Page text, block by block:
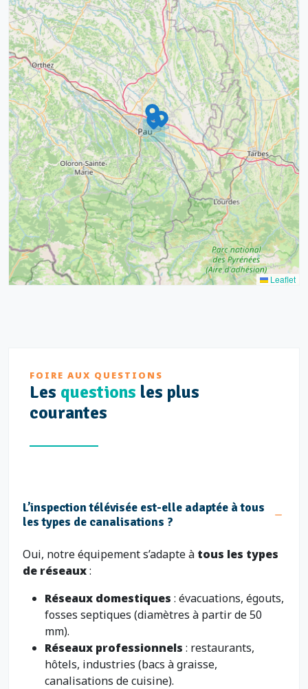
2
3
12
4
7
16
9
Leaflet
FOIRE AUX QUESTIONS
Les questions les plus
courantes
L’inspection télévisée est-elle adaptée à tous
les types de canalisations ?
Oui, notre équipement s’adapte à tous les types
de réseaux:
Réseaux domestiques : évacuations, égouts,
fosses septiques (diamètres à partir de 50
mm).
Réseaux professionnels : restaurants,
hôtels, industries (bacs à graisse,
canalisations de cuisine).